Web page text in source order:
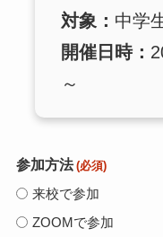
対象： 中学
開催日時：
～
参加方法 (必須)
来校で参加
ZOOMで参加